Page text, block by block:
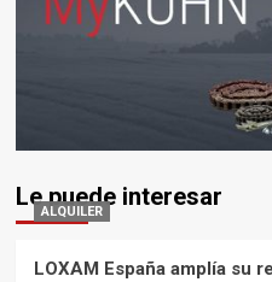
Le puede interesar
ALQUILER
LOXAM España amplía su